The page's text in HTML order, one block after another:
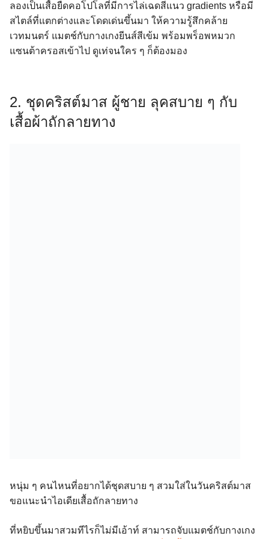
ลองเป็นเสื้อยืดคอโปโลที่มีการไล่เฉดสีแนว gradients หรือมี
สไตล์ที่แตกต่างและโดดเด่นขึ้นมา ให้ความรู้สึกคล้าย
เวทมนตร์ แมตช์กับกางเกงยีนส์สีเข้ม พร้อมพร็อพหมวก
แซนต้าครอสเข้าไป ดูเท่จนใคร ๆ ก็ต้องมอง
2. ชุดคริสต์มาส ผู้ชาย ลุคสบาย ๆ กับ
เสื้อผ้าถักลายทาง
หนุ่ม ๆ คนไหนที่อยากได้ชุดสบาย ๆ สวมใส่ในวันคริสต์มาส
ขอแนะนำไอเดียเสื้อถักลายทาง
ที่หยิบขึ้นมาสวมทีไรก็ไม่มีเอ้าท์ สามารถจับแมตช์กับกางเกง